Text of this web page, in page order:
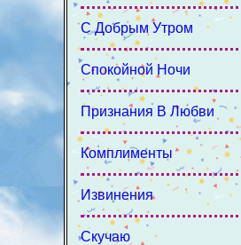
С Добрым Утром
Спокойной Ночи
Признания В Любви
Комплименты
Извинения
Скучаю